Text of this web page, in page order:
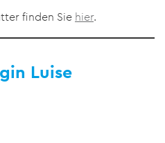
finden Sie hier.
Luise